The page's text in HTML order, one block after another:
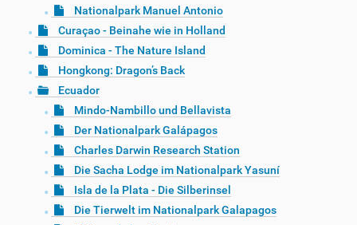
Nationalpark Manuel Antonio
Curaçao - Beinahe wie in Holland
Dominica - The Nature Island
Hongkong: Dragon’s Back
Ecuador
Mindo-Nambillo und Bellavista
Der Nationalpark Galápagos
Charles Darwin Research Station
Die Sacha Lodge im Nationalpark Yasuní
Isla de la Plata - Die Silberinsel
Die Tierwelt im Nationalpark Galapagos